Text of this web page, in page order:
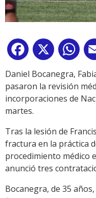
Facebook
X
Daniel Bocanegra,
pasaron la revisión
incorporaciones de
martes.
Tras la lesión de
fractura en la práctica
procedimiento médico
anunció tres
Bocanegra, de 35